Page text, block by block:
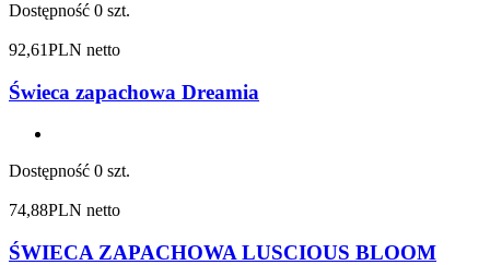
Dostępność 0 szt.
92,61PLN netto
Świeca zapachowa Dreamia
Dostępność 0 szt.
74,88PLN netto
ŚWIECA ZAPACHOWA LUSCIOUS BLOOM